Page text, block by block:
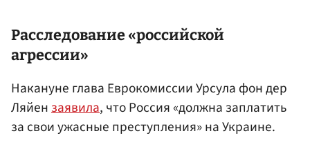
Расследование «российской
агрессии»
Накануне глава Еврокомиссии Урсула фон дер
Ляйензаявила, что Россия «должна заплатить
за свои ужасные преступления» на Украине.